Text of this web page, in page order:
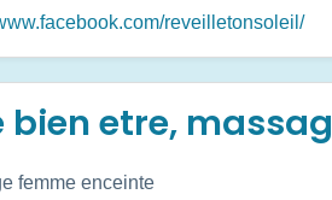
reveilletonsoleil/
bien etre,
femme enceinte